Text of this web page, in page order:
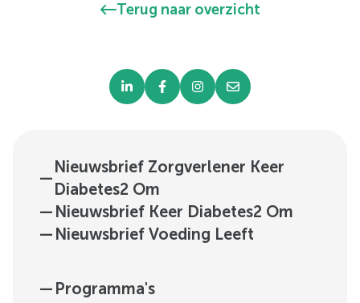
Terug naar overzicht
—
Nieuwsbrief Zorgverlener Keer
Diabetes2 Om
— Nieuwsbrief Keer Diabetes2 Om
— Nieuwsbrief Voeding Leeft
— Programma's